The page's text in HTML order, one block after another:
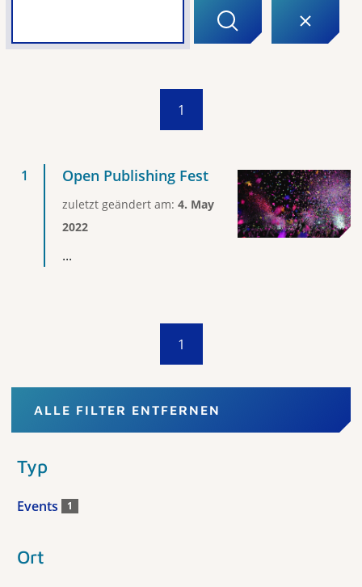
1
Open Publishing Fest
zuletzt geändert am: 4. May
2022
...
1
ALLE FILTER ENTFERNEN
Typ
Events 1
Ort